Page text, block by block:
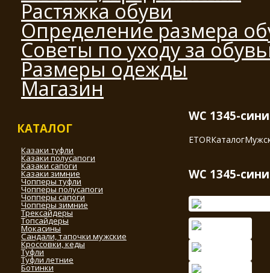
Растяжка обуви
Определение размера
Советы по уходу за
Размеры одежды
Магазин
КАТАЛОГ
Казаки туфли
Казаки полусапоги
Казаки сапоги
Казаки зимние
Чопперы туфли
Чопперы полусапоги
Чопперы сапоги
Чопперы зимние
Трексайдеры
Топсайдеры
Мокасины
Сандали, тапочки мужские
Кроссовки, кеды
Туфли
Туфли летние
Ботинки
WC 1345-
ETORКаталог
WC 1345-